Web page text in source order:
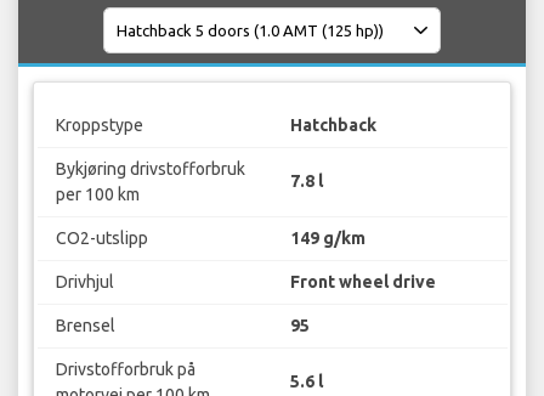
Kroppstype Hatchback
Bykjøring drivstofforbruk
per 100 km
7.8 l
CO2-utslipp 149 g/km
Drivhjul Front wheel drive
Brensel 95
Drivstofforbruk på
5.6 l